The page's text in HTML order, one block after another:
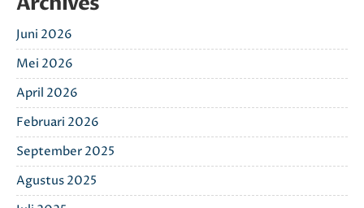
Juni 2026
Mei 2026
April 2026
Februari 2026
September 2025
Agustus 2025